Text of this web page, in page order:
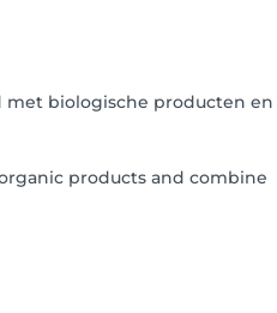
met biologische producten en
products and combine